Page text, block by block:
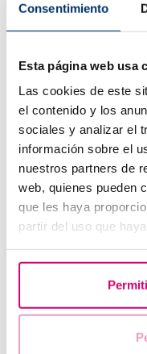
Consentimiento
Esta página web usa
Las cookies de este
el contenido y los
sociales y analizar el
información sobre el
nuestros partners de
web, quienes pueden
que les haya
partir del uso que
Am häufigsten
negativen